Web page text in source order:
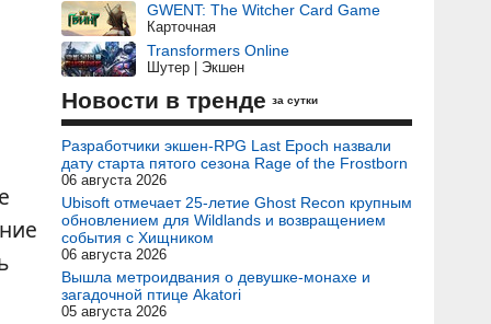
GWENT: The Witcher Card Game
Карточная
Transformers Online
Шутер | Экшен
Новости в тренде за сутки
Разработчики экшен-RPG Last Epoch назвали
дату старта пятого сезона Rage of the Frostborn
06 августа 2026
Ubisoft отмечает 25-летие Ghost Recon крупным
обновлением для Wildlands и возвращением
события с Хищником
06 августа 2026
Вышла метроидвания о девушке-монахе и
загадочной птице Akatori
05 августа 2026